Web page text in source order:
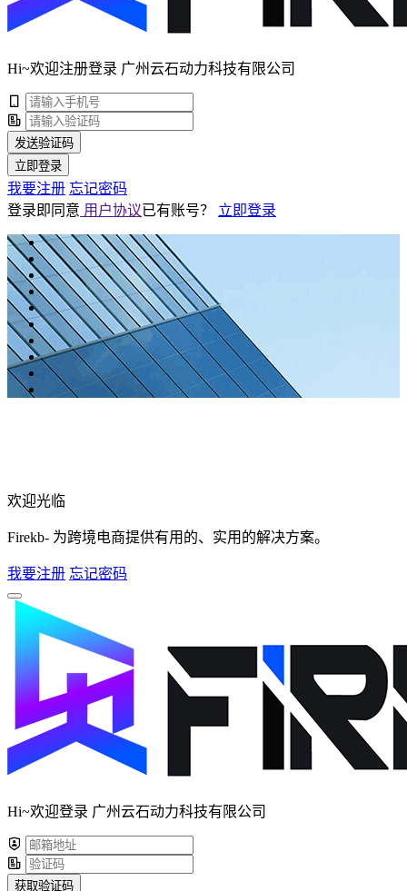
Hi~欢迎注册登录 广州云石动力科技有限公司
发送验证码
立即登录
我要注册 忘记密码
登录即同意 用户协议已有账号？ 立即登录
欢迎光临
Firekb- 为跨境电商提供有用的、实用的解决方案。
我要注册 忘记密码
Hi~欢迎登录 广州云石动力科技有限公司
获取验证码